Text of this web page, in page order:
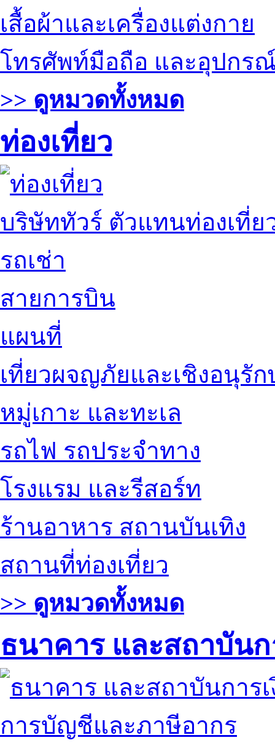
เสื้อผ้าและเครื่องแต่งกาย
โทรศัพท์มือถือ และอุปกร
>> ดูหมวดทั้งหมด
ท่องเที่ยว
บริษัททัวร์ ตัวแทนท่องเที่ย
รถเช่า
สายการบิน
แผนที่
เที่ยวผจญภัยและเชิงอนุรัก
หมู่เกาะ และทะเล
รถไฟ รถประจำทาง
โรงแรม และรีสอร์ท
ร้านอาหาร สถานบันเทิง
สถานที่ท่องเที่ยว
>> ดูหมวดทั้งหมด
ธนาคาร และสถาบันก
การบัญชีและภาษีอากร